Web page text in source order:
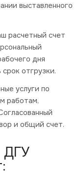
выставленного
расчетный счет
дня
отгрузки.
услуги по
работам,
и общий счет.
ДГУ